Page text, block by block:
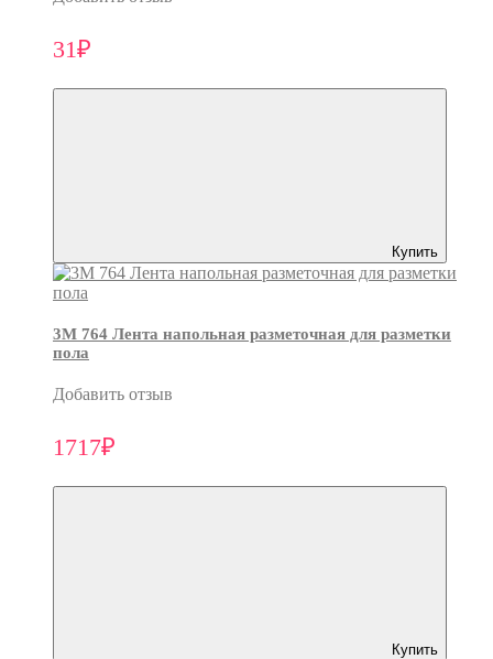
31₽
Купить
3M 764 Лента напольная разметочная для разметки
пола
Добавить отзыв
1717₽
Купить